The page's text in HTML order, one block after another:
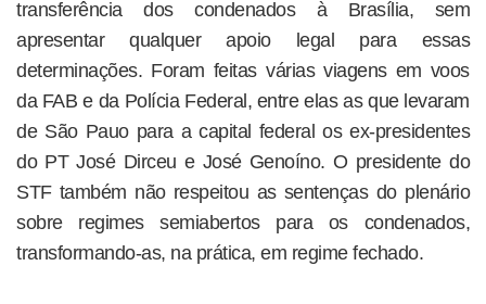
transferência dos condenados à Brasília, sem
apresentar qualquer apoio legal para essas
determinações. Foram feitas várias viagens em voos
da FAB e da Polícia Federal, entre elas as que levaram
de São Pauo para a capital federal os ex-presidentes
do PT José Dirceu e José Genoíno. O presidente do
STF também não respeitou as sentenças do plenário
sobre regimes semiabertos para os condenados,
transformando-as, na prática, em regime fechado.